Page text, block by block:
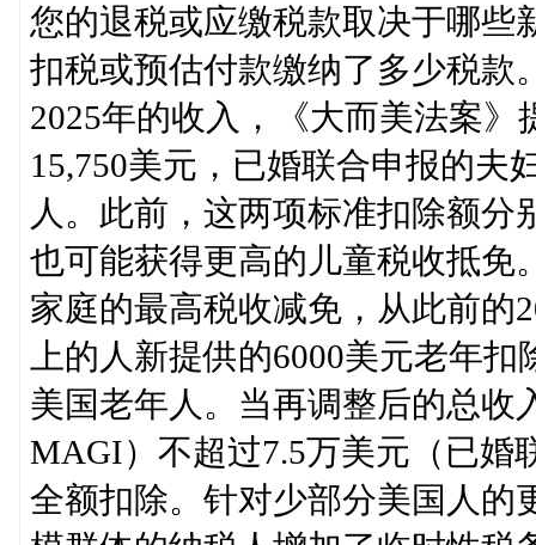
您的退税或应缴税款取决于哪些
扣税或预估付款缴纳了多少税款
2025年的收入，《大而美法案
15,750美元，已婚联合申报的夫
人。此前，这两项标准扣除额分
也可能获得更高的儿童税收抵免
家庭的最高税收减免，从此前的
上的人新提供的6000美元老年
美国老年人。当再调整后的总收
MAGI）不超过7.5万美元（已婚
全额扣除。针对少部分美国人的